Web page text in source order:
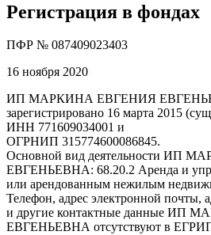
Регистрация в фондах
ПФР № 087409023403
16 ноября 2020
ИП МАРКИНА ЕВГЕНИЯ
зарегистрировано 16 марта 2015
ИНН 771609034001 и
ОГРНИП 315774600086845.
Основной вид деятельности ИП
ЕВГЕНЬЕВНА: 68.20.2 Аренда и
или арендованным нежилым
Телефон, адрес электронной почты,
и другие контактные данные ИП
ЕВГЕНЬЕВНА отсутствуют в